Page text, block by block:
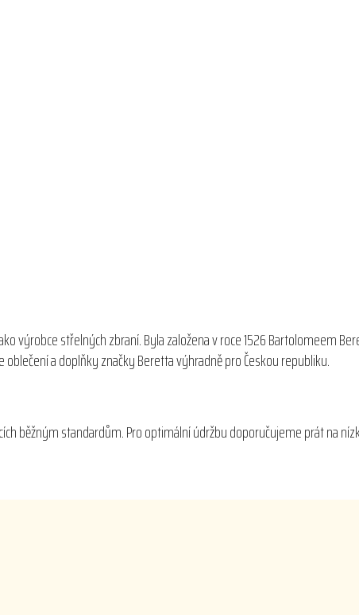
výrobce střelných zbraní. Byla založena v roce 1526 Bartolomeem
a doplňky značky Beretta výhradně pro Českou republiku.
běžným standardům. Pro optimální údržbu doporučujeme prát na